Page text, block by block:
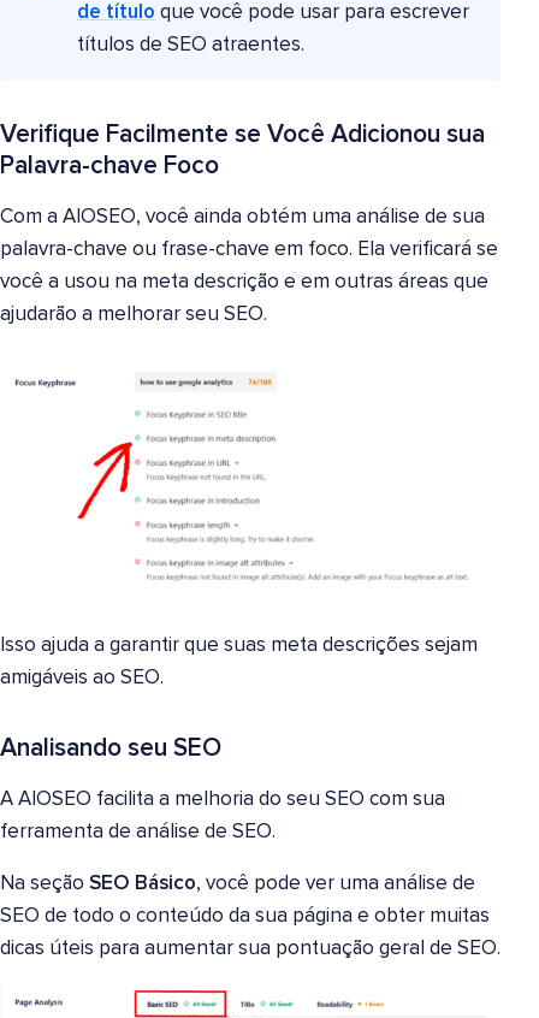
de título que você pode usar para escrever
títulos de SEO atraentes.
Verifique Facilmente se Você Adicionou sua
Palavra-chave Foco
Com a AIOSEO, você ainda obtém uma análise de sua
palavra-chave ou frase-chave em foco. Ela verificará se
você a usou na meta descrição e em outras áreas que
ajudarão a melhorar seu SEO.
Isso ajuda a garantir que suas meta descrições sejam
amigáveis ao SEO.
Analisando seu SEO
A AIOSEO facilita a melhoria do seu SEO com sua
ferramenta de análise de SEO.
Na seção SEO Básico, você pode ver uma análise de
SEO de todo o conteúdo da sua página e obter muitas
dicas úteis para aumentar sua pontuação geral de SEO.